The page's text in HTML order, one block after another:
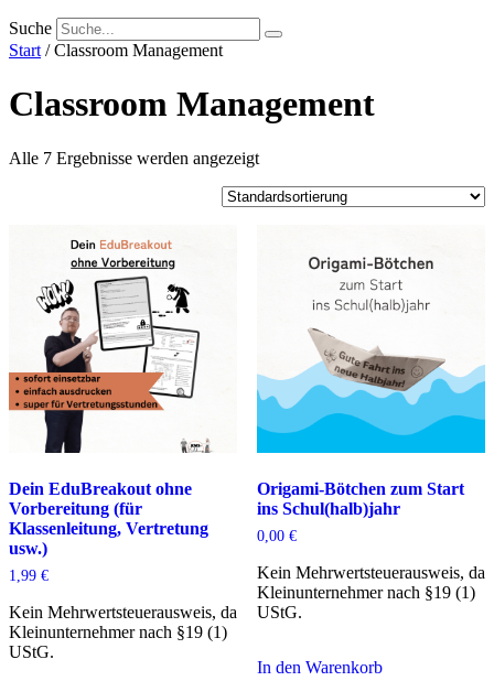
Suche
Start / Classroom Management
Classroom Management
Alle 7 Ergebnisse werden angezeigt
Dein EduBreakout ohne
Vorbereitung (für
Klassenleitung, Vertretung
usw.)
1,99 €
Kein Mehrwertsteuerausweis, da
Kleinunternehmer nach §19 (1)
UStG.
Origami-Bötchen zum Start
ins Schul(halb)jahr
0,00 €
Kein Mehrwertsteuerausweis, da
Kleinunternehmer nach §19 (1)
UStG.
In den Warenkorb